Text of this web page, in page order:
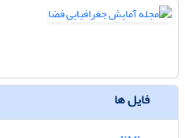
فایل ها